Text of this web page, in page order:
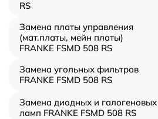
RS
Замена платы управления
(мат.платы, мейн платы)
FRANKE FSMD 508 RS
Замена угольных фильтров
FRANKE FSMD 508 RS
Замена диодных и галогеновых
ламп FRANKE FSMD 508 RS